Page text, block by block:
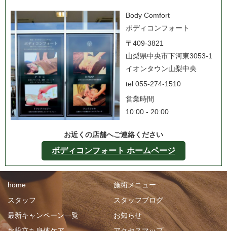
Body Comfort
ボディコンフォート
〒409-3821
山梨県中央市下河東3053-1
イオンタウン山梨中央
tel 055-274-1510
営業時間
10:00 - 20:00
お近くの店舗へご連絡ください
ボディコンフォート ホームページ
home
施術メニュー
スタッフ
スタッフブログ
最新キャンペーン一覧
お知らせ